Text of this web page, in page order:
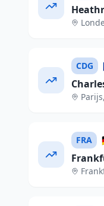
CDG
Parijs,
FRA